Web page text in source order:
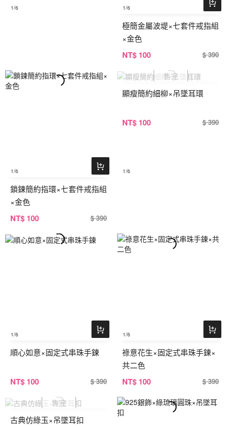
1/6 1/6
極簡金屬波堤×七套件戒指組
×金色
NT$ 100 $ 390
1/6
鎖鍊簡約指環×七套件戒指組
×金色
NT$ 100 $ 390
1/6
顯瘦簡約細柳×吊墜耳環
NT$ 100 $ 390
1/6
順心如意×固定式串珠手鍊
NT$ 100 $ 390
1/6
祿意花生×固定式串珠手鍊×
共二色
NT$ 100 $ 390
古典仿綠玉×吊墜耳扣